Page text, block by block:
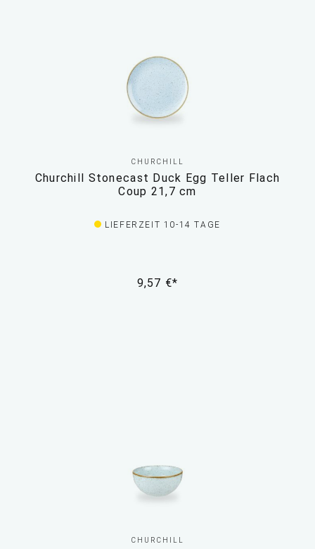
CHURCHILL
Churchill Stonecast Duck Egg Teller Flach
Coup 21,7 cm
LIEFERZEIT 10-14 TAGE
9,57 €*
CHURCHILL